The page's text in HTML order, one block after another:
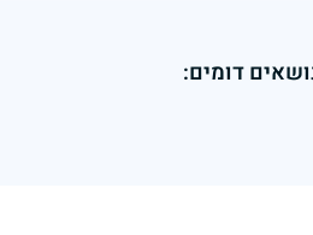
דומים: